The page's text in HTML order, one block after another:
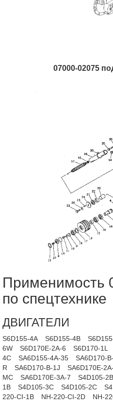
07000-02075
Применимость
по спецтехнике
ДВИГАТЕЛИ
S6D155-4A S6D155-4B
6W
S6D170E-2A-6 S6D170-1L
4C
SA6D155-4A-35 SA6D170-
R
SA6D170-B-1J SA6D170E-
MC
SA6D170E-3A-7 S4D105-2B
1B
S4D105-3C S4D105-2C
220-CI-1B
NH-220-CI-2D NH-